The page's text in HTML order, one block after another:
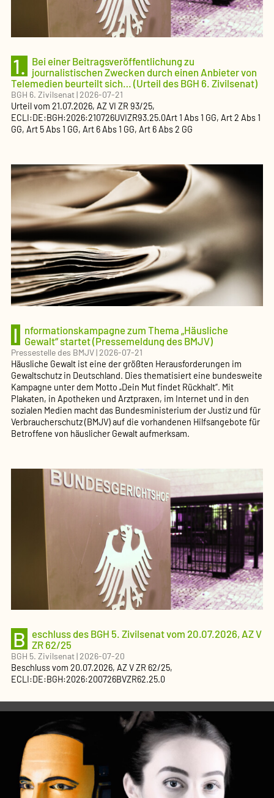
1.
Bei einer Beitragsveröffentlichung zu
journalistischen Zwecken durch einen Anbieter von
Telemedien beurteilt sich… (Urteil des BGH 6. Zivilsenat)
BGH 6. Zivilsenat|2026-07-21
Urteilvom 21.07.2026, AZVI ZR 93/25,
ECLI:DE:BGH:2026:210726UVIZR93.25.0Art 1 Abs 1 GG, Art 2 Abs 1
GG, Art 5 Abs 1 GG, Art 6 Abs 1 GG, Art 6 Abs 2 GG
I
nformationskampagne zum Thema „Häusliche
Gewalt“ startet (Pressemeldung des BMJV)
Pressestelle des BMJV|2026-07-21
Häusliche Gewalt ist eine der größten Herausforderungen im
Gewaltschutz in Deutschland. Dies thematisiert eine bundesweite
Kampagne unter dem Motto „Dein Mut findet Rückhalt“. Mit
Plakaten, in Apotheken und Arztpraxen, im Internet und in den
sozialen Medien macht das Bundesministerium der Justiz und für
Verbraucherschutz (BMJV) auf die vorhandenen Hilfsangebote für
Betroffene von häuslicher Gewalt aufmerksam.
B
eschluss des BGH 5. Zivilsenat vom 20.07.2026, AZ V
ZR 62/25
BGH 5. Zivilsenat|2026-07-20
Beschlussvom 20.07.2026, AZV ZR 62/25,
ECLI:DE:BGH:2026:200726BVZR62.25.0